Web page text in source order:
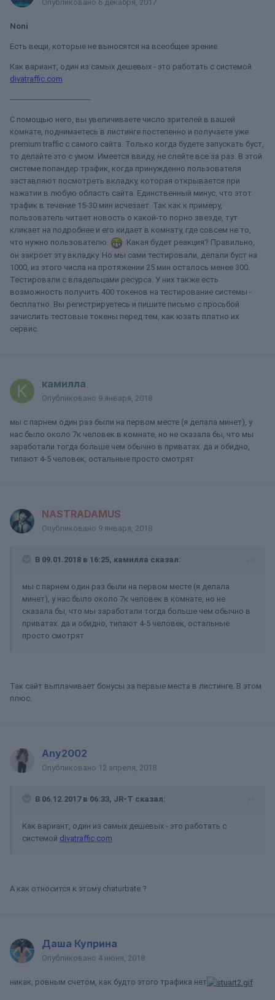
Опубликовано 6 декабря, 2017
Noni
Есть вещи, которые не выносятся на всеобщее зрение.
Как вариант, один из самых дешевых - это работать с системой
divatraffic.com
---------------------------------
С помощью него, вы увеличиваете число зрителей в вашей
комнате, поднимаетесь в листинге постепенно и получаете уже
premium traffic с самого сайта. Только когда будете запускать буст,
то делайте это с умом. Имеется ввиду, не слейте все за раз. В этой
системе попандер трафик, когда принужденно пользователя
заставляют посмотреть вкладку, которая открывается при
нажатии в любую область сайта. Единственный минус, что этот
трафик в течение 15-30 мин исчезает. Так как к примеру,
пользователь читает новость о какой-то порно звезде, тут
кликает на подробнее и его кидает в комнату, где совсем не то,
что нужно пользователю.
Какая будет реакция? Правильно,
он закроет эту вкладку. Но мы сами тестировали, делали буст на
1000, из этого числа на протяжении 25 мин осталось менее 300.
Тестировали с владельцами ресурса. У них также есть
возможность получить 400 токенов на тестирование системы -
бесплатно. Вы регистрируетесь и пишите письмо с просьбой
зачислить тестовые токены перед тем, как юзать платно их
сервис.
камилла
Опубликовано 9 января, 2018
мы с парнем один раз были на первом месте (я делала минет), у
нас было около 7к человек в комнате, но не сказала бы, что мы
заработали тогда больше чем обычно в приватах. да и обидно,
типают 4-5 человек, остальные просто смотрят
NASTRADAMUS
Опубликовано 9 января, 2018
В 09.01.2018 в 16:25, камилла сказал:
мы с парнем один раз были на первом месте (я делала
минет), у нас было около 7к человек в комнате, но не
сказала бы, что мы заработали тогда больше чем обычно в
приватах. да и обидно, типают 4-5 человек, остальные
просто смотрят
Так сайт выплачивает бонусы за первые места в листинге. В этом
плюс.
Any2002
Опубликовано 12 апреля, 2018
В 06.12.2017 в 06:33, JR-T сказал:
Как вариант, один из самых дешевых - это работать с
системой divatraffic.com
А как относится к этому chaturbate ?
Даша Куприна
Опубликовано 4 июня, 2018
никак, ровным счетом, как будто этого трафика нет